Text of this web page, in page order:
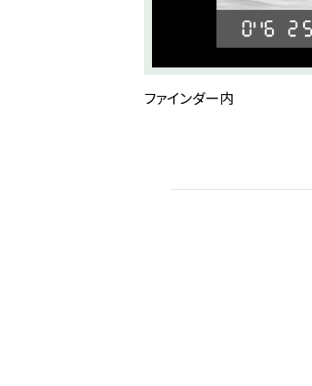
ファインダー内